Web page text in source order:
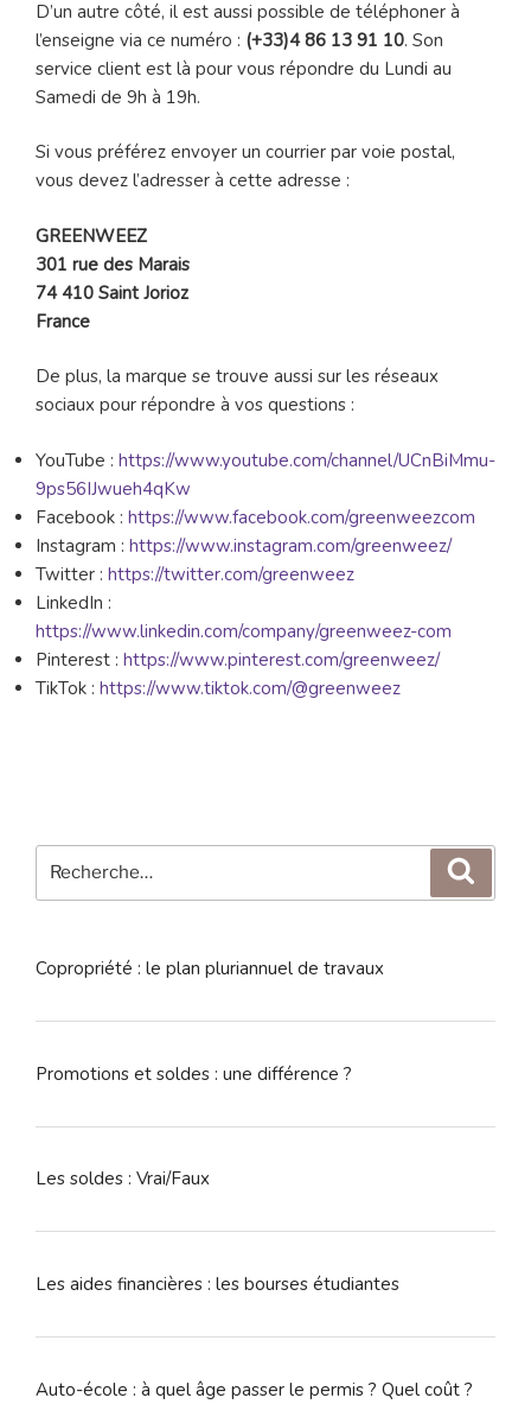
D’un autre côté, il est aussi possible de téléphoner à
l’enseigne via ce numéro : (+33)4 86 13 91 10. Son
service client est là pour vous répondre du Lundi au
Samedi de 9h à 19h.
Si vous préférez envoyer un courrier par voie postal,
vous devez l’adresser à cette adresse :
GREENWEEZ
301 rue des Marais
74 410 Saint Jorioz
France
De plus, la marque se trouve aussi sur les réseaux
sociaux pour répondre à vos questions :
YouTube : https://www.youtube.com/channel/UCnBiMmu-
9ps56IJwueh4qKw
Facebook : https://www.facebook.com/greenweezcom
Instagram : https://www.instagram.com/greenweez/
Twitter : https://twitter.com/greenweez
LinkedIn :
https://www.linkedin.com/company/greenweez-com
Pinterest : https://www.pinterest.com/greenweez/
TikTok : https://www.tiktok.com/@greenweez
pour
Copropriété : le plan pluriannuel de travaux
Promotions et soldes : une différence ?
Les soldes : Vrai/Faux
Les aides financières : les bourses étudiantes
Auto-école : à quel âge passer le permis ? Quel coût ?